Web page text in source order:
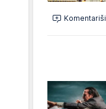
Komentariši